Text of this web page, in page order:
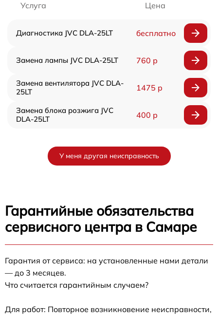
Услуга Цена
Диагностика JVC DLA-25LT бесплатно
Замена лампы JVC DLA-25LT 760 р
Замена вентилятора JVC DLA-
25LT
1475 р
Замена блока розжига JVC
DLA-25LT
400 р
У меня другая неисправность
Гарантийные обязательства
сервисного центра в Самаре
Гарантия от сервиса: на установленные нами детали
— до 3 месяцев.
Что считается гарантийным случаем?
Для работ: Повторное возникновение неисправности,